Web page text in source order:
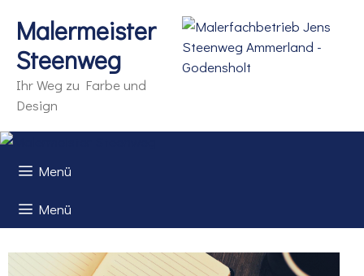
Inhalt
springen
Malermeister
Steenweg
Ihr Weg zu Farbe und
Design
Menü
Menü